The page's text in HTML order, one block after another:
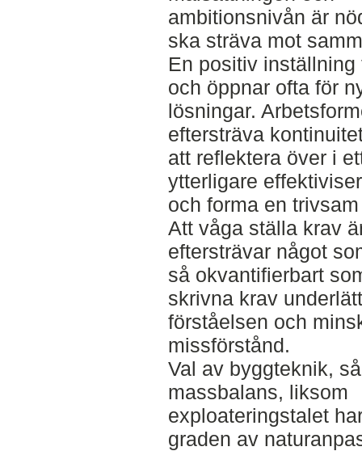
ambitionsnivån är
ska sträva mot
En positiv
och öppnar ofta för
lösningar.
eftersträva
att reflektera över i
ytterligare
och forma en
Att våga ställa krav
eftersträvar något
så okvantifierbart
skrivna krav
förståelsen och
missförstånd.
Val av byggteknik,
massbalans, liksom
exploateringstalet
graden av